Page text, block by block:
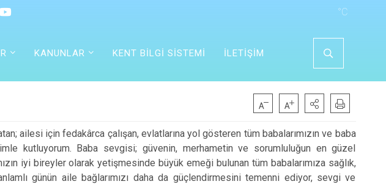
°C
KANUNLAR KENT BİLGİ SİSTEMİ İLETİŞİM
ailesi için fedakârca çalışan, evlatlarına yol gösteren tüm babalarımızın ve baba
kutluyorum. Baba sevgisi; güvenin, merhametin ve sorumluluğun en güzel
iyi bireyler olarak yetişmesinde büyük emeği bulunan tüm babalarımıza sağlık,
günün aile bağlarımızı daha da güçlendirmesini temenni ediyor, sevgi ve